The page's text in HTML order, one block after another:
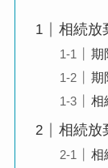
相続放
期
期
相
相続放
相